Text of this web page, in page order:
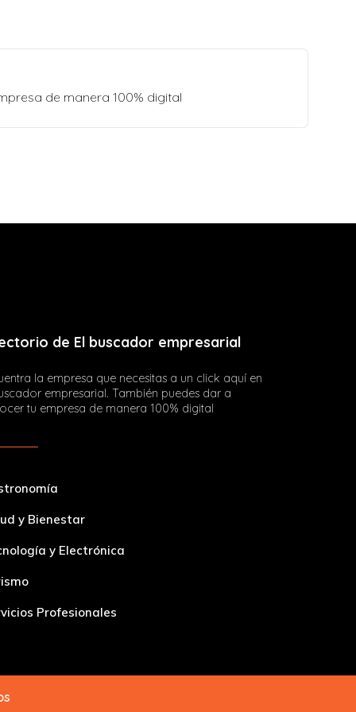
de manera 100% digital
de El buscador empresarial
la empresa que necesitas a un click aquí en
empresarial. También puedes dar a
tu empresa de manera 100% digital
y Bienestar
y Electrónica
Profesionales